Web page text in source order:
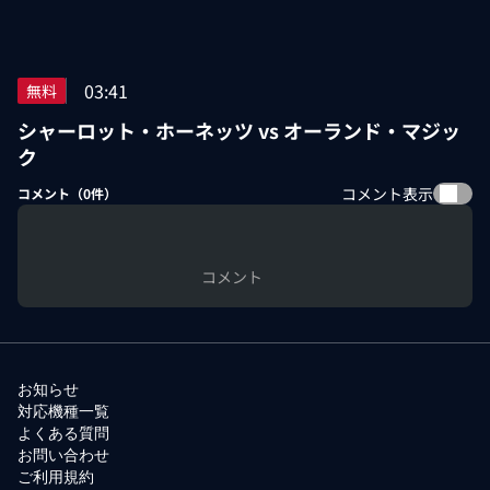
無料 03:41
シャーロット・ホーネッツ vs オーランド・マジッ
ク
コメント（0件） コメント表示
コメント
お知らせ
対応機種一覧
よくある質問
お問い合わせ
ご利用規約